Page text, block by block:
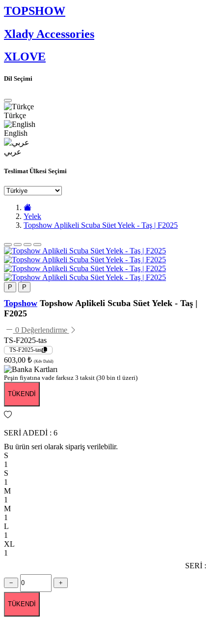
TOPSHOW
Xlady Accessories
XLOVE
Dil Seçimi
Türkçe
English
عربي
Teslimat Ülkesi Seçimi
Yelek
Topshow Aplikeli Scuba Süet Yelek - Taş | F2025
P P
Topshow Topshow Aplikeli Scuba Süet Yelek - Taş |
F2025
0 Değerlendirme
TS-F2025-tas
TS-F2025-tas
603,00 ₺ (Kdv Dahil)
Peşin fiyatına vade farksız 3 taksit (30 bin tl üzeri)
TÜKENDİ
SERİ ADEDİ : 6
Bu ürün seri olarak sipariş verilebilir.
S
1
S
1
M
1
M
1
L
1
XL
1
SERİ :
TÜKENDİ